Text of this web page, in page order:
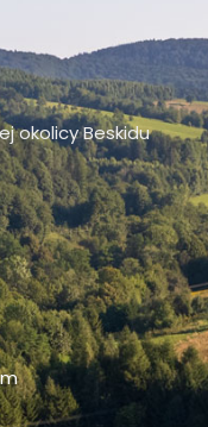
okolicy Beskidu